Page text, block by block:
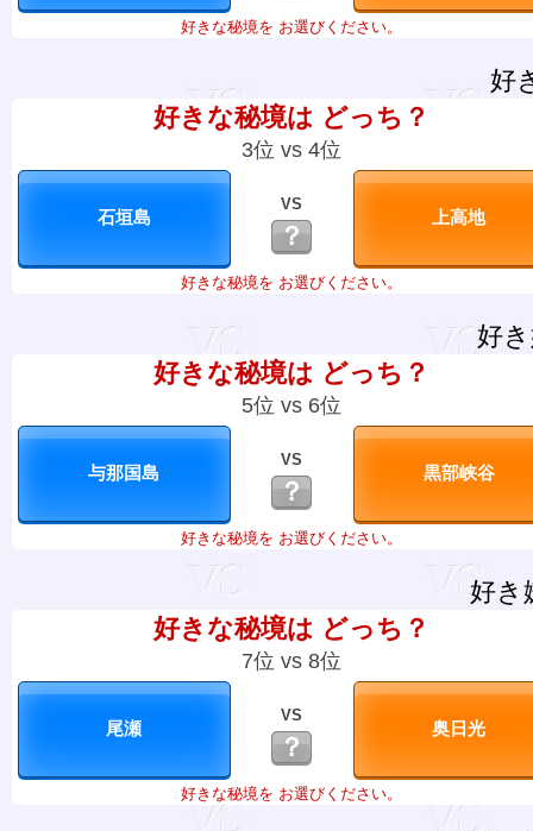
好きな秘境を お選びください。
好
好きな秘境は どっち？
3位 vs 4位
VS
？
好きな秘境を お選びください。
好
好きな秘境は どっち？
5位 vs 6位
VS
？
好きな秘境を お選びください。
好き
好きな秘境は どっち？
7位 vs 8位
VS
？
好きな秘境を お選びください。